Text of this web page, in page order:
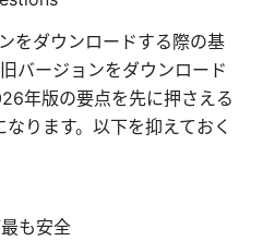
をダウンロードする際の基
バージョンをダウンロード
年版の要点を先に押さえる
ります。以下を抑えておく
も安全